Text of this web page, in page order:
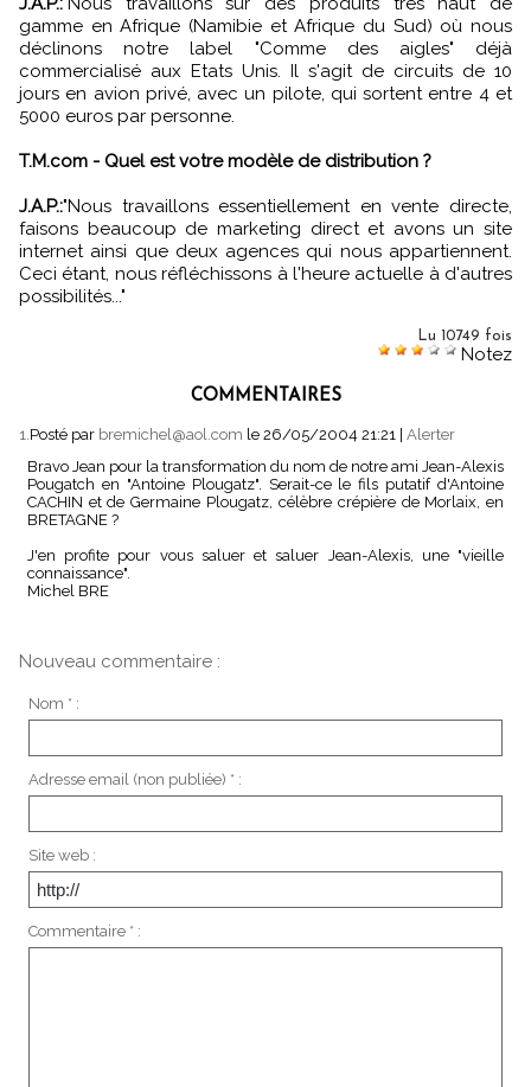
gamme en Afrique (Namibie et Afrique du Sud) où nous
déclinons notre label "Comme des aigles" déjà
commercialisé aux Etats Unis. Il s'agit de circuits de 10
jours en avion privé, avec un pilote, qui sortent entre 4 et
5000 euros par personne.
T.M.com - Quel est votre modèle de distribution ?
J.A.P.:"Nous travaillons essentiellement en vente directe,
faisons beaucoup de marketing direct et avons un site
internet ainsi que deux agences qui nous appartiennent.
Ceci étant, nous réfléchissons à l'heure actuelle à d'autres
possibilités..."
Lu 10749 fois
Notez
COMMENTAIRES
1.Posté par bremichel@aol.com le 26/05/2004 21:21 Alerter
Bravo Jean pour la transformation du nom de notre ami Jean-Alexis
Pougatch en "Antoine Plougatz". Serait-ce le fils putatif d'Antoine
CACHIN et de Germaine Plougatz, célèbre crépière de Morlaix, en
BRETAGNE ?
J'en profite pour vous saluer et saluer Jean-Alexis, une "vieille
connaissance".
Michel BRE
Nouveau commentaire :
Nom * :
Adresse email (non publiée) * :
Site web :
Commentaire * :